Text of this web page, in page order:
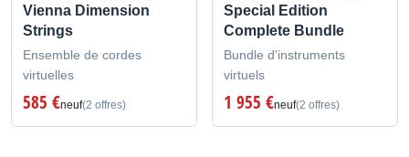
Vienna Dimension
Strings
Ensemble de cordes
virtuelles
585 €neuf(2 offres)
Special Edition
Complete Bundle
Bundle d'instruments
virtuels
1 955 €neuf(2 offres)